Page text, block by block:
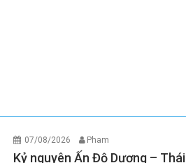
07/08/2026 Pham
Kỷ nguyên Ấn Độ Dương – Thái